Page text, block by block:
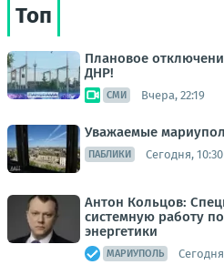
Топ
Плановое
ДНР!
СМИ Вчера, 22:19
Уважаемые
ПАБЛИКИ Сегодня, 10:30
Антон Кольцов:
системную работу
энергетики
МАРИУПОЛЬ